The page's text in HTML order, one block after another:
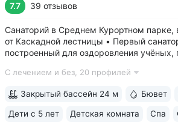
7.7 39 отзывов
Санаторий в Среднем Курортном парке,
от Каскадной лестницы • Первый
построенный для оздоровления учёных,
Ахматова, Станиславский, Вернадский,
С лечением и без, 20 профилей
Закрытый бассейн 24 м Бювет
Дети с 5 лет Детская комната Спа